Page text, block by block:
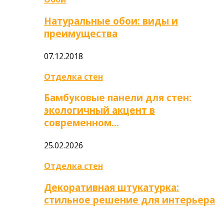
Натуральные обои: виды и
преимущества
07.12.2018
Отделка стен
Бамбуковые панели для стен:
экологичный акцент в
современном…
25.02.2026
Отделка стен
Декоративная штукатурка:
стильное решение для интерьера